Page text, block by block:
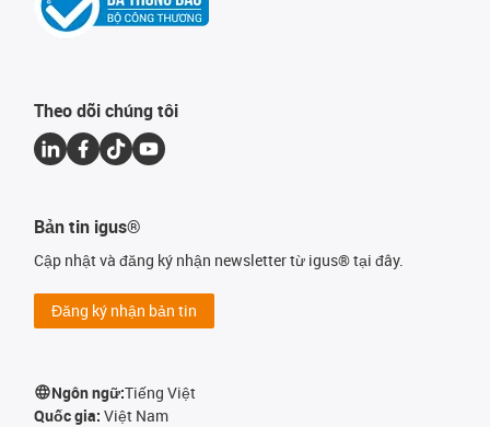
Theo dõi chúng tôi
Bản tin igus®
Cập nhật và đăng ký nhận newsletter từ igus® tại đây.
Đăng ký nhận bản tin
Ngôn ngữ:Tiếng Việt
Quốc gia: Việt Nam